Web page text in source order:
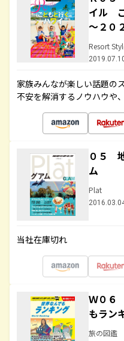
イル
～２０
Resort
家族みんなが楽しい話題の
不安を解消するノウハウや
０５
ム
Plat
当社在庫切れ
Ｗ０６
もラン
旅の図鑑